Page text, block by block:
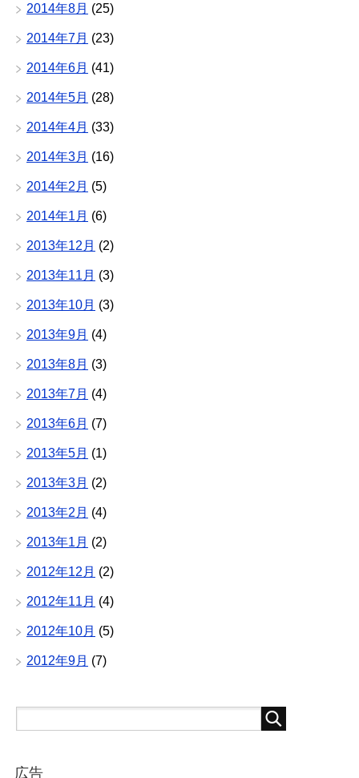
2014年8月 (25)
2014年7月 (23)
2014年6月 (41)
2014年5月 (28)
2014年4月 (33)
2014年3月 (16)
2014年2月 (5)
2014年1月 (6)
2013年12月 (2)
2013年11月 (3)
2013年10月 (3)
2013年9月 (4)
2013年8月 (3)
2013年7月 (4)
2013年6月 (7)
2013年5月 (1)
2013年3月 (2)
2013年2月 (4)
2013年1月 (2)
2012年12月 (2)
2012年11月 (4)
2012年10月 (5)
2012年9月 (7)
広告